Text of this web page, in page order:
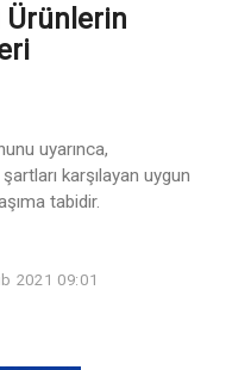
Ürünlerin
uyarınca,
karşılayan uygun
tabidir.
2021 09:01